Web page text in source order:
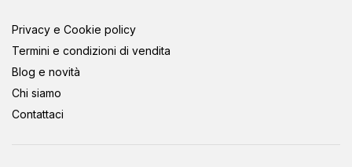
Privacy e Cookie policy
Termini e condizioni di vendita
Blog e novità
Chi siamo
Contattaci